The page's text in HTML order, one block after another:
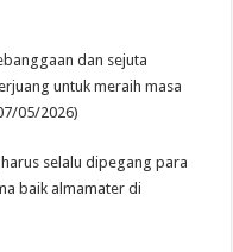
dan sejuta
untuk meraih masa
05/2026)
selalu dipegang para
baik almamater di